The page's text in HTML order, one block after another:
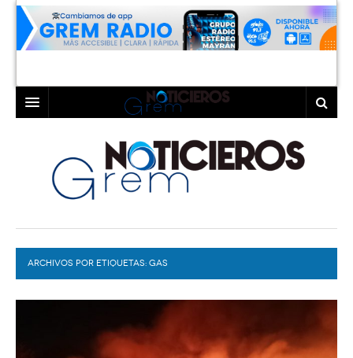
LAGUNA
TORREÓN
GÓMEZ PALACIO
LERDO
COAHUILA
DURANGO
DEPORTES
COLABORADORES
ARCHIVOS POR ETIQUETAS: GAS